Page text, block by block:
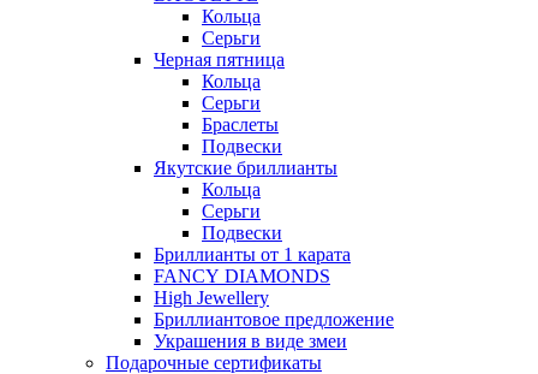
Кольца
Серьги
Черная пятница
Кольца
Серьги
Браслеты
Подвески
Якутские бриллианты
Кольца
Серьги
Подвески
Бриллианты от 1 карата
FANCY DIAMONDS
High Jewellery
Бриллиантовое предложение
Украшения в виде змеи
Подарочные сертификаты